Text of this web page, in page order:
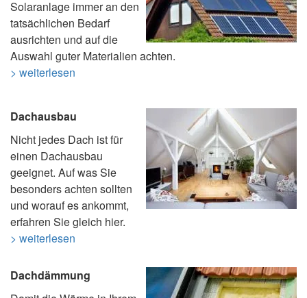
Solaranlage immer an den
tatsächlichen Bedarf
ausrichten und auf die
Auswahl guter Materialien achten.
> weiterlesen
Dachausbau
Nicht jedes Dach ist für
einen Dachausbau
geeignet. Auf was Sie
besonders achten sollten
und worauf es ankommt,
erfahren Sie gleich hier.
> weiterlesen
Dachdämmung